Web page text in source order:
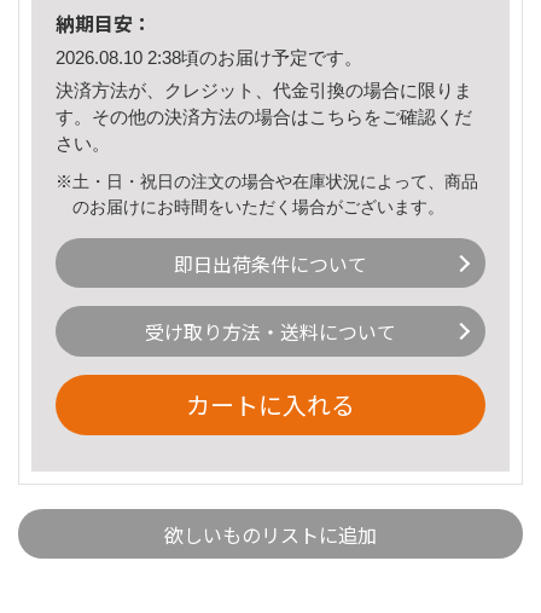
納期目安：
2026.08.10 2:38頃のお届け予定です。
決済方法が、クレジット、代金引換の場合に限りま
す。その他の決済方法の場合はこちら をご確認くだ
さい。
※土・日・祝日の注文の場合や在庫状況によって、商品
のお届けにお時間をいただく場合がございます。
即日出荷条件について
受け取り方法・送料について
カートに入れる
欲しいものリストに追加